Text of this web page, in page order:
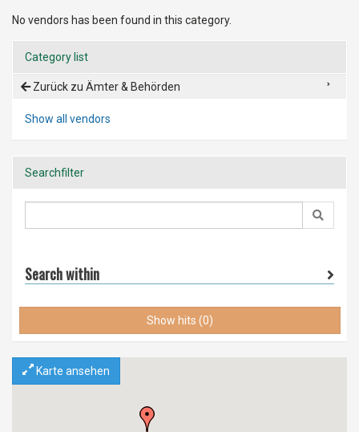
No vendors has been found in this category.
Category list
Zurück zu Ämter & Behörden
Show all vendors
Searchfilter
Search within
Show hits (0)
Karte ansehen